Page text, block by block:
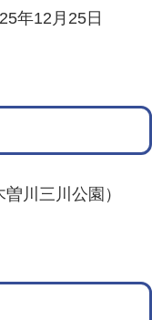
年12月25日
川三川公園）